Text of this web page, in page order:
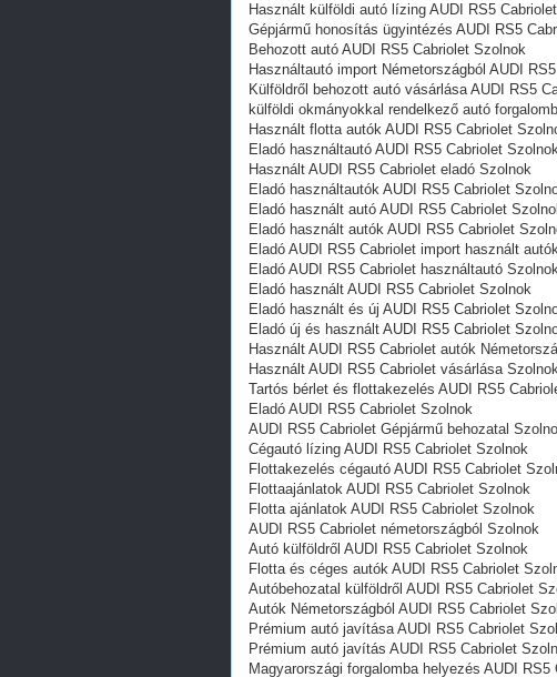
Használt külföldi autó lízing AUDI RS5
Gépjármű honosítás ügyintézés AUDI RS5
Behozott autó AUDI RS5 Cabriolet Szolnok
Használtautó import Németországból AUDI
Külföldről behozott autó vásárlása AUDI RS5
külföldi okmányokkal rendelkező autó
Használt flotta autók AUDI RS5 Cabriolet
Eladó használtautó AUDI RS5 Cabriolet
Használt AUDI RS5 Cabriolet eladó Szolnok
Eladó használtautók AUDI RS5 Cabriolet
Eladó használt autó AUDI RS5 Cabriolet
Eladó használt autók AUDI RS5 Cabriolet
Eladó AUDI RS5 Cabriolet import használt
Eladó AUDI RS5 Cabriolet használtautó
Eladó használt AUDI RS5 Cabriolet Szolnok
Eladó használt és új AUDI RS5 Cabriolet
Eladó új és használt AUDI RS5 Cabriolet
Használt AUDI RS5 Cabriolet autók
Használt AUDI RS5 Cabriolet vásárlása
Tartós bérlet és flottakezelés AUDI RS5
Eladó AUDI RS5 Cabriolet Szolnok
AUDI RS5 Cabriolet Gépjármű behozatal‎
Cégautó lízing AUDI RS5 Cabriolet Szolnok
Flottakezelés cégautó AUDI RS5 Cabriolet
Flottaajánlatok AUDI RS5 Cabriolet Szolnok
Flotta ajánlatok AUDI RS5 Cabriolet Szolnok
AUDI RS5 Cabriolet németországból Szolnok
Autó külföldről AUDI RS5 Cabriolet Szolnok
Flotta és céges autók AUDI RS5 Cabriolet
Autóbehozatal külföldről AUDI RS5 Cabriolet
Autók Németországból‎ AUDI RS5 Cabriolet
Prémium autó javítása AUDI RS5 Cabriolet
Prémium autó javítás AUDI RS5 Cabriolet
Magyarországi forgalomba helyezés AUDI RS5